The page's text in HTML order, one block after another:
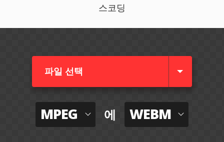
스코딩
파일 선택
MPEG 에 WEBM